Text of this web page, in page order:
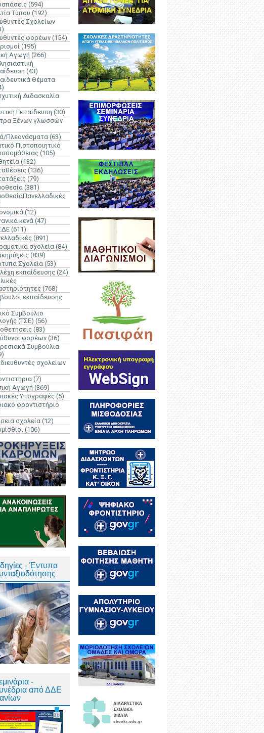
(594)
Τύπου (192)
Σχολείων
φορέων (154)
(195)
Αγωγή (266)
(43)
Θέματα
Διδασκαλία
Εκπαίδευση (30)
Ξένων γλωσσών
Πλεονάσματα(63)
Πιστοποιητικό
(105)
(132)
(136)
(79)
(381)
(12)
κενά(47)
(611)
(891)
σχολεία (84)
(839)
Σχολεία (53)
εκπαίδευσης (24)
(768)
εκπαίδευσης
Συμβούλιο
(ΤΣΕ) (56)
(83)
φορέων(36)
Συμβούλια
σχολείων
(7)
Αγωγή (369)
Υπογραφές (5)
φροντιστήριο
σχολεία (12)
(106)
- Έντυπα
-
από ΔΔΕ